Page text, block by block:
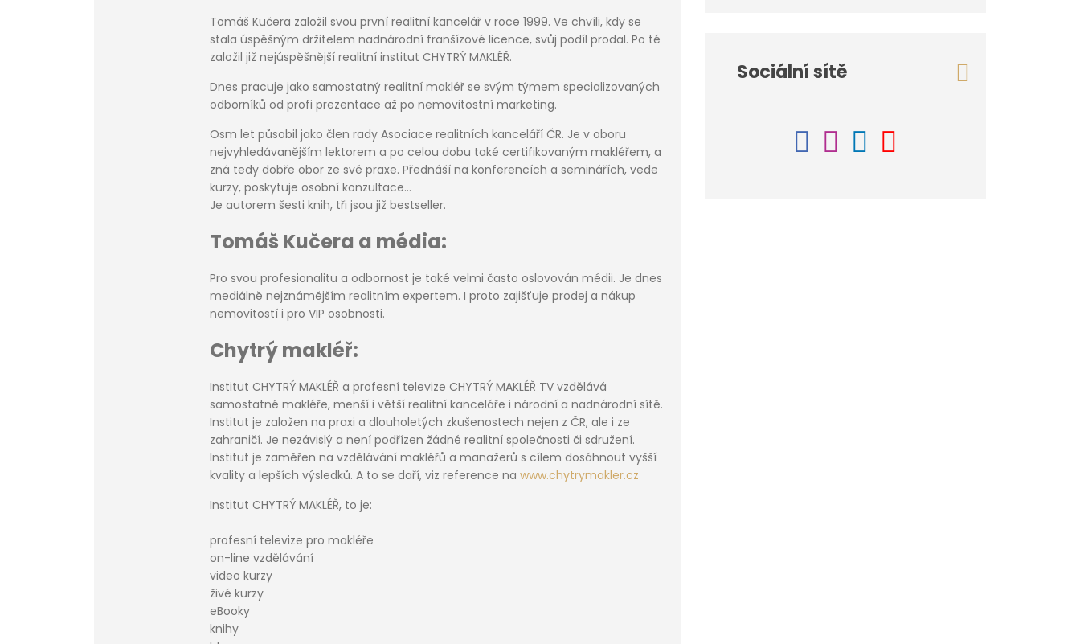
Tomáš Kučera založil svou první realitní kancelář v roce 1999. Ve chvíli, kdy se
stala úspěšným držitelem nadnárodní franšízové licence, svůj podíl prodal. Po té
založil již nejúspěšnější realitní institut CHYTRÝ MAKLÉŘ.
Dnes pracuje jako samostatný realitní makléř se svým týmem specializovaných
odborníků od profi prezentace až po nemovitostní marketing.
Osm let působil jako člen rady Asociace realitních kanceláří ČR. Je v oboru
nejvyhledávanějším lektorem a po celou dobu také certifikovaným makléřem, a
zná tedy dobře obor ze své praxe. Přednáší na konferencích a seminářích, vede
kurzy, poskytuje osobní konzultace...
Je autorem šesti knih, tři jsou již bestseller.
Tomáš Kučera a média:
Pro svou profesionalitu a odbornost je také velmi často oslovován médii. Je dnes
mediálně nejznámějším realitním expertem. I proto zajišťuje prodej a nákup
nemovitostí i pro VIP osobnosti.
Chytrý makléř:
Institut CHYTRÝ MAKLÉŘ a profesní televize CHYTRÝ MAKLÉŘ TV vzdělává
samostatné makléře, menší i větší realitní kanceláře i národní a nadnárodní sítě.
Institut je založen na praxi a dlouholetých zkušenostech nejen z ČR, ale i ze
zahraničí. Je nezávislý a není podřízen žádné realitní společnosti či sdružení.
Institut je zaměřen na vzdělávání makléřů a manažerů s cílem dosáhnout vyšší
kvality a lepších výsledků. A to se daří, viz reference na www.chytrymakler.cz
Institut CHYTRÝ MAKLÉŘ, to je:
profesní televize pro makléře
on-line vzdělávání
video kurzy
živé kurzy
eBooky
knihy
Sociální sítě